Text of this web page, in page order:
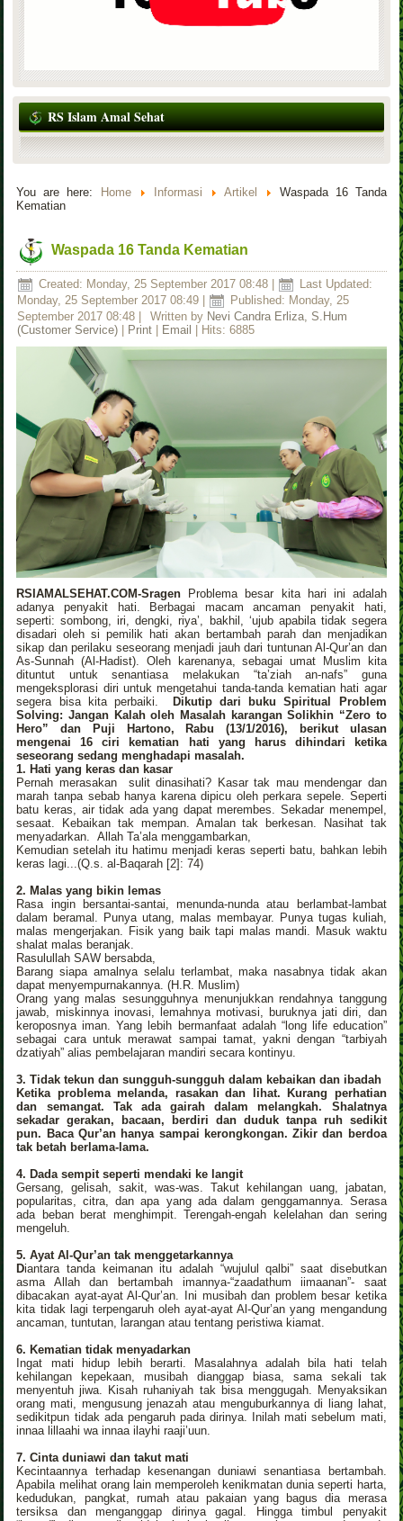
RS Islam Amal Sehat
You are here: Home Informasi Artikel
Waspada 16 Tanda
Kematian
Waspada 16 Tanda Kematian
Created: Monday, 25 September 2017 08:48
Last Updated:
Monday, 25 September 2017 08:49
Published: Monday, 25
September 2017 08:48 | Written by Nevi Candra Erliza, S.Hum
(Customer Service) | Print | Email | Hits: 6885
RSIAMALSEHAT.COM-Sragen Problema besar kita hari ini adalah
adanya penyakit hati. Berbagai macam ancaman penyakit hati,
seperti: sombong, iri, dengki, riya’, bakhil, ‘ujub apabila tidak segera
disadari oleh si pemilik hati akan bertambah parah dan menjadikan
sikap dan perilaku seseorang menjadi jauh dari tuntunan Al-Qur’an dan
As-Sunnah (Al-Hadist). Oleh karenanya, sebagai umat Muslim kita
dituntut untuk senantiasa melakukan “ta’ziah an-nafs” guna
mengeksplorasi diri untuk mengetahui tanda-tanda kematian hati agar
segera bisa kita perbaiki.
Dikutip dari buku Spiritual Problem
Solving: Jangan Kalah oleh Masalah karangan Solikhin “Zero to
Hero” dan Puji Hartono, Rabu (13/1/2016), berikut ulasan
mengenai 16 ciri kematian hati yang harus dihindari ketika
seseorang sedang menghadapi masalah.
1. Hati yang keras dan kasar
Pernah merasakan sulit dinasihati? Kasar tak mau mendengar dan
marah tanpa sebab hanya karena dipicu oleh perkara sepele. Seperti
batu keras, air tidak ada yang dapat merembes. Sekadar menempel,
sesaat. Kebaikan tak mempan. Amalan tak berkesan. Nasihat tak
menyadarkan. Allah Ta’ala menggambarkan,
Kemudian setelah itu hatimu menjadi keras seperti batu, bahkan lebih
keras lagi...(Q.s. al-Baqarah [2]: 74)
2. Malas yang bikin lemas
Rasa ingin bersantai-santai, menunda-nunda atau berlambat-lambat
dalam beramal. Punya utang, malas membayar. Punya tugas kuliah,
malas mengerjakan. Fisik yang baik tapi malas mandi. Masuk waktu
shalat malas beranjak.
Rasulullah SAW bersabda,
Barang siapa amalnya selalu terlambat, maka nasabnya tidak akan
dapat menyempurnakannya. (H.R. Muslim)
Orang yang malas sesungguhnya menunjukkan rendahnya tanggung
jawab, miskinnya inovasi, lemahnya motivasi, buruknya jati diri, dan
keroposnya iman. Yang lebih bermanfaat adalah “long life education”
sebagai cara untuk merawat sampai tamat, yakni dengan “tarbiyah
dzatiyah” alias pembelajaran mandiri secara kontinyu.
3. Tidak tekun dan sungguh-sungguh dalam kebaikan dan ibadah
Ketika problema melanda, rasakan dan lihat. Kurang perhatian
dan semangat. Tak ada gairah dalam melangkah. Shalatnya
sekadar gerakan, bacaan, berdiri dan duduk tanpa ruh sedikit
pun. Baca Qur’an hanya sampai kerongkongan. Zikir dan berdoa
tak betah berlama-lama.
4. Dada sempit seperti mendaki ke langit
Gersang, gelisah, sakit, was-was. Takut kehilangan uang, jabatan,
popularitas, citra, dan apa yang ada dalam genggamannya. Serasa
ada beban berat menghimpit. Terengah-engah kelelahan dan sering
mengeluh.
5. Ayat Al-Qur’an tak menggetarkannya
Diantara tanda keimanan itu adalah “wujulul qalbi” saat disebutkan
asma Allah dan bertambah imannya-“zaadathum iimaanan”- saat
dibacakan ayat-ayat Al-Qur’an. Ini musibah dan problem besar ketika
kita tidak lagi terpengaruh oleh ayat-ayat Al-Qur’an yang mengandung
ancaman, tuntutan, larangan atau tentang peristiwa kiamat.
6. Kematian tidak menyadarkan
Ingat mati hidup lebih berarti. Masalahnya adalah bila hati telah
kehilangan kepekaan, musibah dianggap biasa, sama sekali tak
menyentuh jiwa. Kisah ruhaniyah tak bisa menggugah. Menyaksikan
orang mati, mengusung jenazah atau menguburkannya di liang lahat,
sedikitpun tidak ada pengaruh pada dirinya. Inilah mati sebelum mati,
innaa lillaahi wa innaa ilayhi raaji’uun.
7. Cinta duniawi dan takut mati
Kecintaannya terhadap kesenangan duniawi senantiasa bertambah.
Apabila melihat orang lain memperoleh kenikmatan dunia seperti harta,
kedudukan, pangkat, rumah atau pakaian yang bagus dia merasa
tersiksa dan menganggap dirinya gagal. Hingga timbul penyakit